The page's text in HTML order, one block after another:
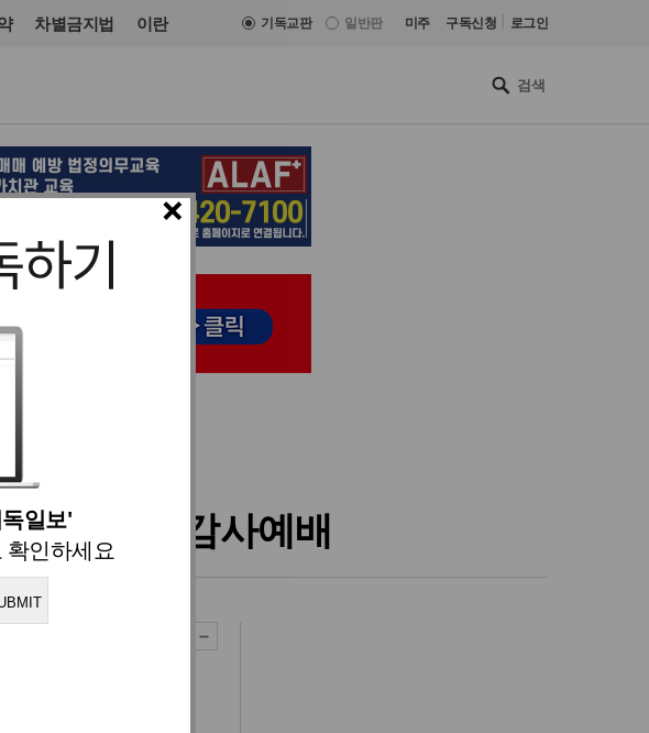
차별금지법 이란 기독교판 일반판 미주 구독신청 로그인
×
일보'
확인하세요
17:09
회장 취임감사예배